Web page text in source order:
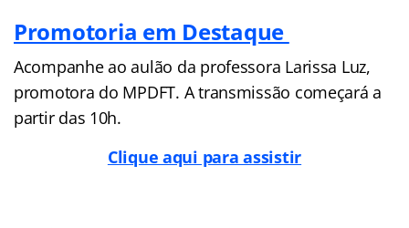
Promotoria em Destaque
Acompanhe ao aulão da professora Larissa Luz,
promotora do MPDFT. A transmissão começará a
partir das 10h.
Clique aqui para assistir